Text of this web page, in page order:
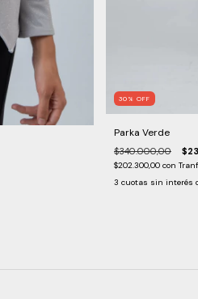
30 % OFF
Parka Verde
$340.000,00
$202.300,00 con
3 cuotas sin interés